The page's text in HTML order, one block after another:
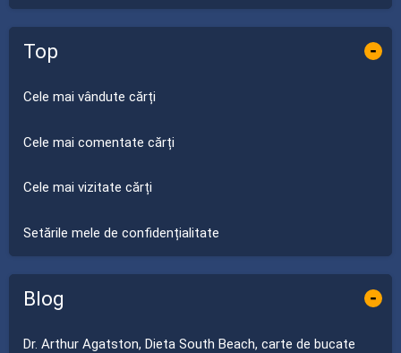
Top -
Cele mai vândute cărți
Cele mai comentate cărți
Cele mai vizitate cărți
Setările mele de confidențialitate
Blog -
Dr. Arthur Agatston, Dieta South Beach, carte de bucate